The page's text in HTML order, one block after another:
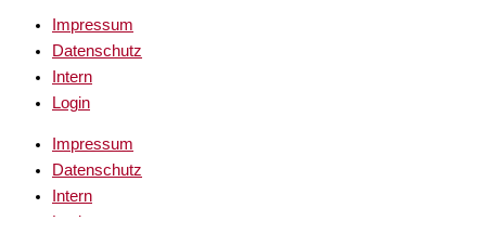
Impressum
Datenschutz
Intern
Login
Impressum
Datenschutz
Intern
Login